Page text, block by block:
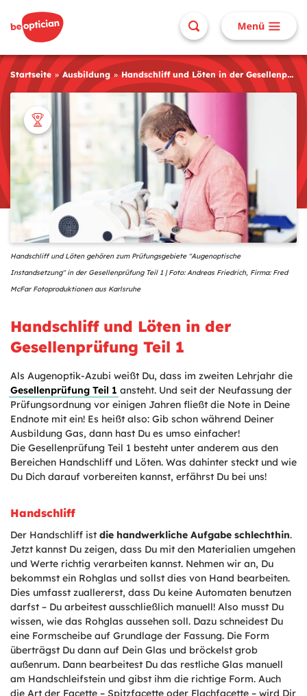
Startseite Ausbildung Handschliff und Löten in der Gesellenprüfung Teil 1
Handschliff und Löten gehören zum Prüfungsgebiete "Augenoptische
Instandsetzung" in der Gesellenprüfung Teil 1 | Foto: Andreas Friedrich, Firma: Fred
McFar Fotoproduktionen aus Karlsruhe
Handschliff und Löten in der
Gesellenprüfung Teil 1
Als Augenoptik-Azubi weißt Du, dass im zweiten Lehrjahr die
Gesellenprüfung Teil 1 ansteht. Und seit der Neufassung der
Prüfungsordnung vor einigen Jahren fließt die Note in Deine
Endnote mit ein! Es heißt also: Gib schon während Deiner
Ausbildung Gas, dann hast Du es umso einfacher!
Die Gesellenprüfung Teil 1 besteht unter anderem aus den
Bereichen Handschliff und Löten. Was dahinter steckt und wie
Du Dich darauf vorbereiten kannst, erfährst Du bei uns!
Handschliff
Der Handschliff ist die handwerkliche Aufgabe schlechthin.
Jetzt kannst Du zeigen, dass Du mit den Materialien umgehen
und Werte richtig verarbeiten kannst. Nehmen wir an, Du
bekommst ein Rohglas und sollst dies von Hand bearbeiten.
Dies umfasst zuallererst, dass Du keine Automaten benutzen
darfst – Du arbeitest ausschließlich manuell! Also musst Du
wissen, wie das Rohglas aussehen soll. Dazu schneidest Du
eine Formscheibe auf Grundlage der Fassung. Die Form
überträgst Du dann auf Dein Glas und bröckelst grob
außenrum. Dann bearbeitest Du das restliche Glas manuell
am Handschleifstein und gibst ihm die richtige Form. Auch
die Art der Facette – Spitzfacette oder Flachfacette – wird Dir